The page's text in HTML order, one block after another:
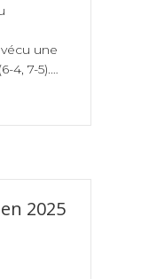
une
4, 7-5).…
2025